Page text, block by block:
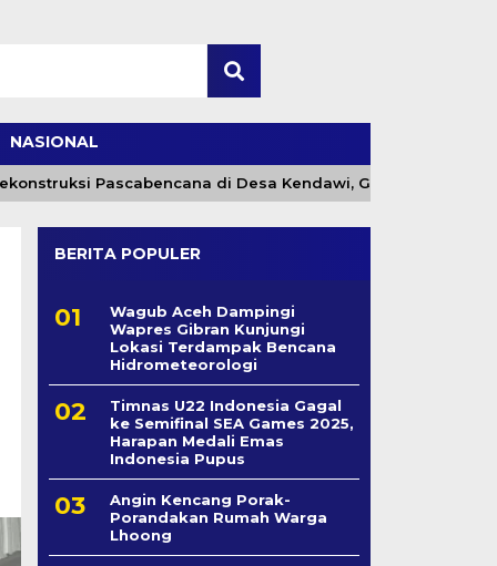
NASIONAL
Pascabencana di Desa Kendawi, Gayo Lues
BERITA POPULER
Wagub Aceh Dampingi
Wapres Gibran Kunjungi
Lokasi Terdampak Bencana
Hidrometeorologi
Timnas U22 Indonesia Gagal
ke Semifinal SEA Games 2025,
Harapan Medali Emas
Indonesia Pupus
Angin Kencang Porak-
Porandakan Rumah Warga
Lhoong